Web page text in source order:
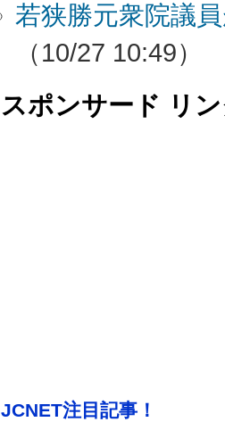
若狭勝元衆院議
（10/27 10:49）
スポンサード リ
JCNET注目記事！